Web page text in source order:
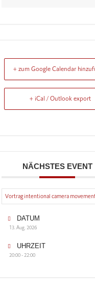
+ zum Google Calendar
+ iCal / Outlook export
NÄCHSTES EVENT
Vortrag intentional camera
DATUM
13. Aug. 2026
UHRZEIT
20:00 - 22:00